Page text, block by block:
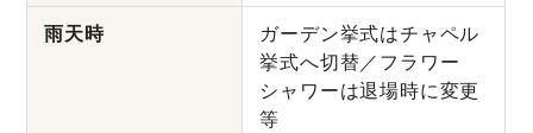
雨天時
ガーデン挙式はチャペル
挙式へ切替／フラワー
シャワーは退場時に変更
等